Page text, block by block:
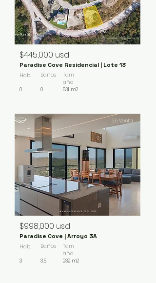
$445,000 usd
Paradise Cove Residencial | Lote 13
Hab.
0
Baños
0
Tam
año
931 m2
En Venta
$998,000 usd
Paradise Cove | Arroyo 3A
Hab.
3
Baños
3.5
Tam
año
239 m2